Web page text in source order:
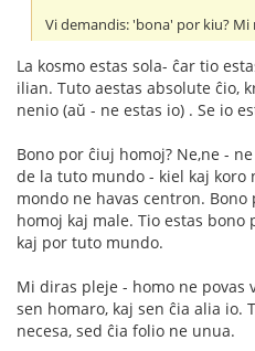
Vi demandis: 'bona' por kiu?
La kosmo estas sola- ĉar tio
ilian. Tuto aestas absolute ĉio,
nenio (aŭ - ne estas io) . Se io
Bono por ĉiuj homoj? Ne,ne -
de la tuto mundo - kiel kaj koro
mondo ne havas centron.
homoj kaj male. Tio estas
kaj por tuto mundo.
Mi diras pleje - homo ne povas
sen homaro, kaj sen ĉia alia io.
necesa, sed ĉia folio ne unua.